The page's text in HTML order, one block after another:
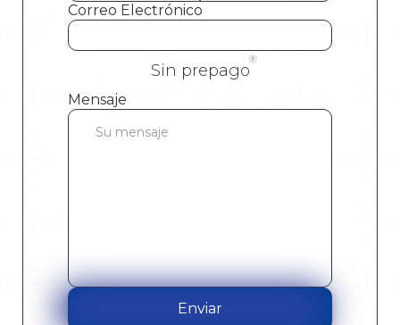
Correo Electrónico
Sin prepago
Mensaje
Enviar